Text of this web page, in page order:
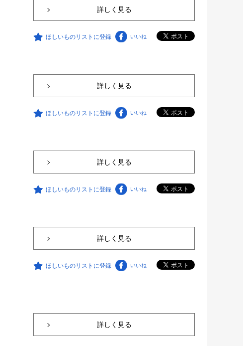
詳しく見る
ほしいものリストに登録 いいね
詳しく見る
ほしいものリストに登録 いいね
詳しく見る
ほしいものリストに登録 いいね
詳しく見る
ほしいものリストに登録 いいね
詳しく見る